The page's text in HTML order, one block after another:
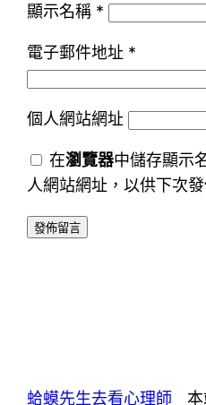
顯示名稱 *
電子郵件地址 *
個人網站網址
在瀏覽器中儲存顯示
人網站網址，以供下次
蛤蟆先生去看心理師